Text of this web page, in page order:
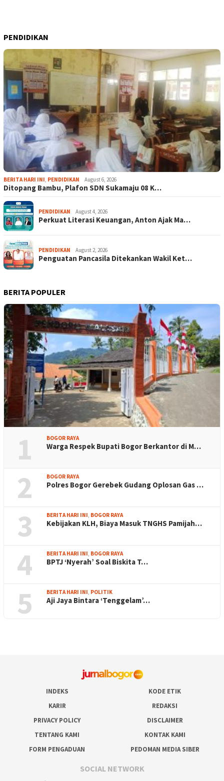
PENDIDIKAN
BERITA HARI INI, PENDIDIKAN August 6, 2026
Ditopang Bambu, Plafon SDN Sukamaju 08 K…
PENDIDIKAN August 4, 2026
Perkuat Literasi Keuangan, Anton Ajak Ma…
PENDIDIKAN August 2, 2026
Penguatan Pancasila Ditekankan Wakil Ket…
BERITA POPULER
1 BOGOR RAYA
Warga Respek Bupati Bogor Berkantor di M…
2 BOGOR RAYA
Polres Bogor Gerebek Gudang Oplosan Gas …
3 BERITA HARI INI BOGOR RAYA
Kebijakan KLH, Biaya Masuk TNGHS Pamijah…
4 BERITA HARI INI BOGOR RAYA
BPTJ ‘Nyerah’ Soal Biskita T…
5 BERITA HARI INI POLITIK
Aji Jaya Bintara ‘Tenggelam’…
INDEKS
KODE ETIK
KARIR
REDAKSI
PRIVACY POLICY
DISCLAIMER
TENTANG KAMI
KONTAK KAMI
FORM PENGADUAN
PEDOMAN MEDIA SIBER
SOCIAL NETWORK